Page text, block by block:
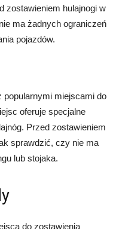
zostawieniem hulajnogi w
ma żadnych ograniczeń
pojazdów.
popularnymi miejscami do
oferuje specjalne
Przed zostawieniem
sprawdzić, czy nie ma
lub stojaka.
do zostawienia